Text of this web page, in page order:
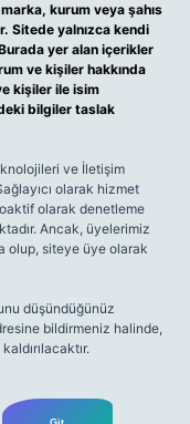
kurum veya şahıs
Sitede yalnızca kendi
yer alan içerikler
ve kişiler hakkında
kişiler ile isim
bilgiler taslak
ve İletişim
olarak hizmet
olarak denetleme
Ancak, üyelerimiz
olup, siteye üye olarak
düşündüğünüz
bildirmeniz halinde,